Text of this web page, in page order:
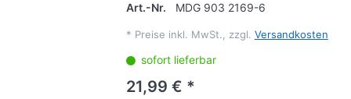
Art.-Nr.
MDG 903 2169-6
* Preise inkl. MwSt., zzgl. Versandkosten
sofort lieferbar
21,99 € *